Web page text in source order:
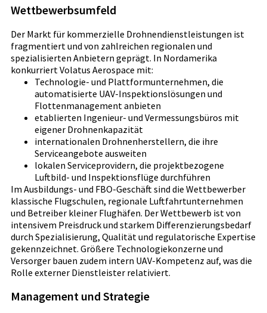
Wettbewerbsumfeld
Der Markt für kommerzielle Drohnendienstleistungen ist
fragmentiert und von zahlreichen regionalen und
spezialisierten Anbietern geprägt. In Nordamerika
konkurriert Volatus Aerospace mit:
Technologie- und Plattformunternehmen, die
automatisierte UAV-Inspektionslösungen und
Flottenmanagement anbieten
etablierten Ingenieur- und Vermessungsbüros mit
eigener Drohnenkapazität
internationalen Drohnenherstellern, die ihre
Serviceangebote ausweiten
lokalen Serviceprovidern, die projektbezogene
Luftbild- und Inspektionsflüge durchführen
Im Ausbildungs- und FBO-Geschäft sind die Wettbewerber
klassische Flugschulen, regionale Luftfahrtunternehmen
und Betreiber kleiner Flughäfen. Der Wettbewerb ist von
intensivem Preisdruck und starkem Differenzierungsbedarf
durch Spezialisierung, Qualität und regulatorische Expertise
gekennzeichnet. Größere Technologiekonzerne und
Versorger bauen zudem intern UAV-Kompetenz auf, was die
Rolle externer Dienstleister relativiert.
Management und Strategie